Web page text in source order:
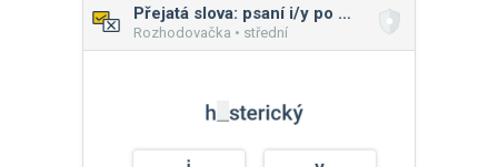
Přejatá slova: psaní i/y po měkkých a tvrdých souhláskách
Rozhodovačka • střední